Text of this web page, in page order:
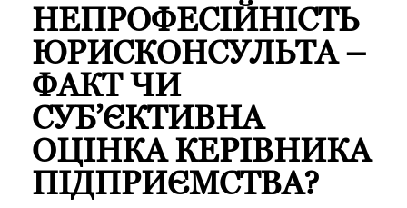
НЕПРОФЕСІЙНІСТЬ
ЮРИСКОНСУЛЬТА –
ФАКТ ЧИ
СУБ’ЄКТИВНА
ОЦІНКА КЕРІВНИКА
ПІДПРИЄМСТВА?